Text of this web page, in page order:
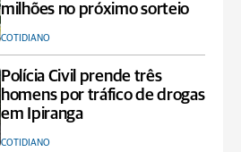
milhões no próximo sorteio
COTIDIANO
Polícia Civil prende três
homens por tráfico de drogas
em Ipiranga
COTIDIANO